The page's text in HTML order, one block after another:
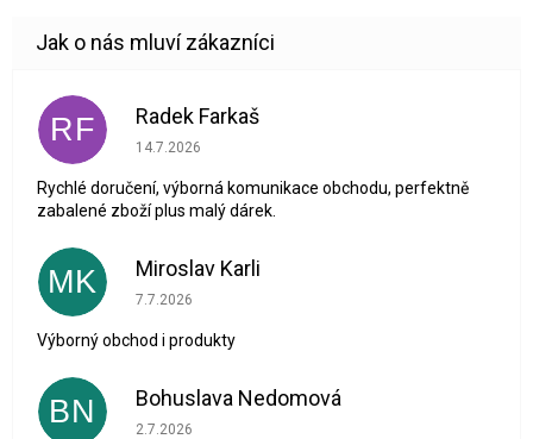
RF Radek Farkaš
Hodnocení obchodu je 5 z 5 hvězdiček.
14.7.2026
Rychlé doručení, výborná komunikace obchodu, perfektně
zabalené zboží plus malý dárek.
MK Miroslav Karli
Hodnocení obchodu je 5 z 5 hvězdiček.
7.7.2026
Výborný obchod i produkty
BN Bohuslava Nedomová
Hodnocení obchodu je 5 z 5 hvězdiček.
2.7.2026